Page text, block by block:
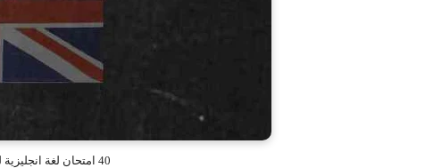
40 امتحان لغة انجليزية للصف الثالث الثانوى بالاجابات